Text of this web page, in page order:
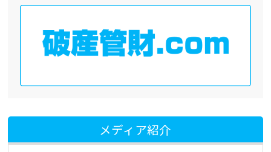
メディア紹介